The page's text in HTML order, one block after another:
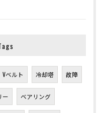
Vベルト 冷却塔 故障
ー ベアリング